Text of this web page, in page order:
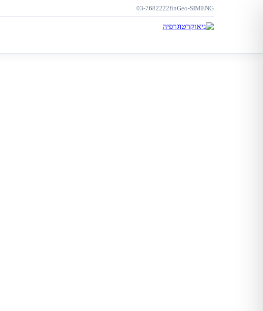
ENG
Geo-SIM
in
f
03-7682222